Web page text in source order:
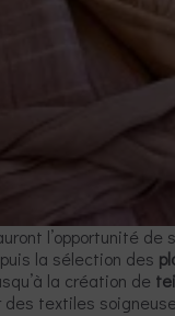
l’opportunité de
la sélection des
la création de
des textiles